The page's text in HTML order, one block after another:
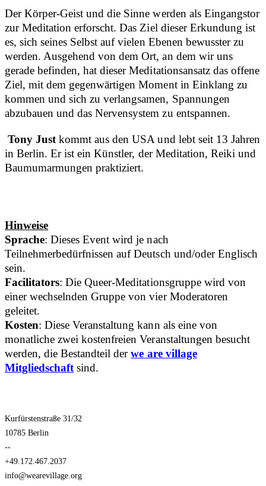
Der Körper-Geist und die Sinne werden als Eingangstor
zur Meditation erforscht. Das Ziel dieser Erkundung ist
es, sich seines Selbst auf vielen Ebenen bewusster zu
werden. Ausgehend von dem Ort, an dem wir uns
gerade befinden, hat dieser Meditationsansatz das offene
Ziel, mit dem gegenwärtigen Moment in Einklang zu
kommen und sich zu verlangsamen, Spannungen
abzubauen und das Nervensystem zu entspannen.
Tony Just kommt aus den USA und lebt seit 13 Jahren
in Berlin. Er ist ein Künstler, der Meditation, Reiki und
Baumumarmungen praktiziert.
Hinweise
Sprache: Dieses Event wird je nach
Teilnehmerbedürfnissen auf Deutsch und/oder Englisch
sein.
Facilitators: Die Queer-Meditationsgruppe wird von
einer wechselnden Gruppe von vier Moderatoren
geleitet.
Kosten: Diese Veranstaltung kann als eine von
monatliche zwei kostenfreien Veranstaltungen besucht
werden, die Bestandteil derwe are village
Mitgliedschaft sind.
Kurfürstenstraße 31/32
10785 Berlin
--
+49.172.467.2037
info@wearevillage.org